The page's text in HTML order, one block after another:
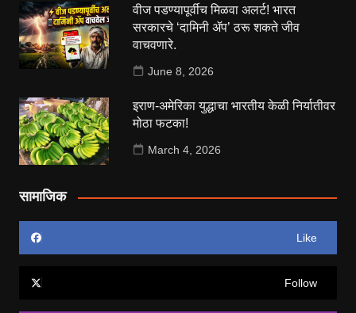
वीज पडण्यापूर्वीच मिळवा अलर्ट! भारत
सरकारचे ‘दामिनी ॲप’ ठरू शकते जीव
वाचवणारे.
June 8, 2026
इराण-अमेरिका युद्धाचा भारतीय केळी निर्यातीवर
मोठा फटका!
March 4, 2026
सामाजिक
Like
Follow